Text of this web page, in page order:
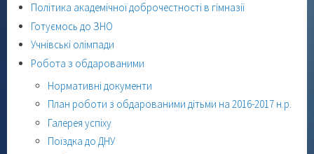
Політика академічної доброчестності в гімназії
Готуємось до ЗНО
Учнівські олімпади
Робота з обдарованими
Нормативні документи
План роботи з обдарованими дітьми на 2016-2017 н.р.
Галерея успіху
Поїздка до ДНУ